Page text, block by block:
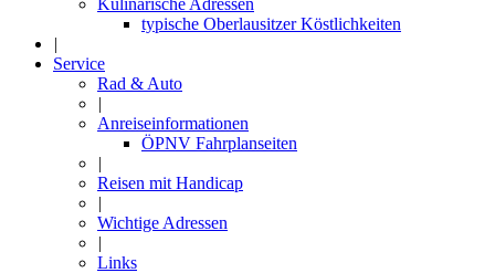
Kulinarische Adressen
typische Oberlausitzer Köstlichkeiten
|
Service
Rad & Auto
|
Anreiseinformationen
ÖPNV Fahrplanseiten
|
Reisen mit Handicap
|
Wichtige Adressen
|
Links